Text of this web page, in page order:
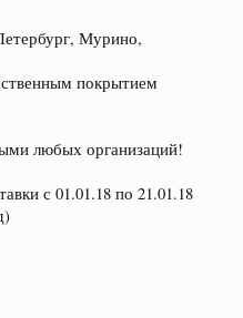
Мурино,
покрытием
любых организаций!
с 01.01.18 по 21.01.18